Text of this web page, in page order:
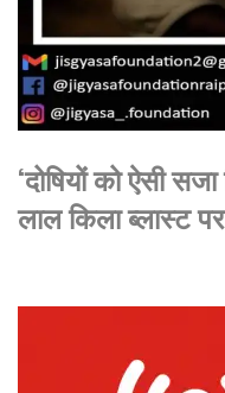
‘दोषियों को ऐसी
लाल किला ब्लास्ट